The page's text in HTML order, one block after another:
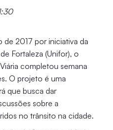
2017 por iniciativa da
Fortaleza (Unifor), o
completou semana
O projeto é uma
que busca dar
sobre a
no trânsito na cidade.